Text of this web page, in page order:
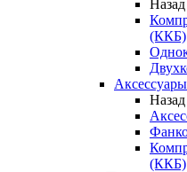
Назад
(ККБ)
Аксессуары
Назад
(ККБ)